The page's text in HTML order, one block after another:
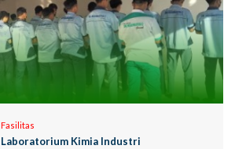
Fasilitas
Laboratorium Kimia Industri